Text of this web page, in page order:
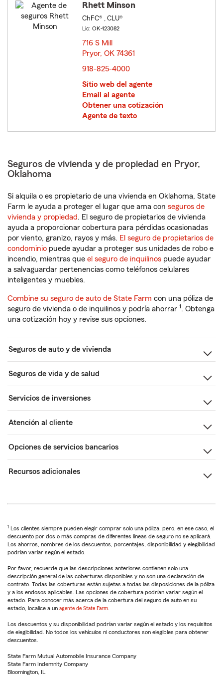
Rhett Minson
ChFC® , CLU®
Lic: OK-123082
716 S Mill
Pryor, OK 74361
918-825-4000
Sitio web del agente
Email al agente
Obtener una cotización
Agente de texto
Seguros de vivienda y de propiedad en Pryor,
Oklahoma
Si alquila o es propietario de una vivienda en Oklahoma, State
Farm le ayuda a proteger el lugar que ama con seguros de
vivienda y propiedad. El seguro de propietarios de vivienda
ayuda a proporcionar cobertura para pérdidas ocasionadas
por viento, granizo, rayos y más. El seguro de propietarios de
condominio puede ayudar a proteger sus unidades de robo e
incendio, mientras que el seguro de inquilinos puede ayudar
a salvaguardar pertenencias como teléfonos celulares
inteligentes y muebles.
Combine su seguro de auto de State Farm con una póliza de
seguro de vivienda o de inquilinos y podría ahorrar 1. Obtenga
una cotización hoy y revise sus opciones.
Seguros de auto y de vivienda
Seguros de vida y de salud
Servicios de inversiones
Atención al cliente
Opciones de servicios bancarios
Recursos adicionales
1 Los clientes siempre pueden elegir comprar solo una póliza, pero, en ese caso, el
descuento por dos o más compras de diferentes líneas de seguro no se aplicará.
Los ahorros, nombres de los descuentos, porcentajes, disponibilidad y elegibilidad
podrían variar según el estado.
Por favor, recuerde que las descripciones anteriores contienen solo una
descripción general de las coberturas disponibles y no son una declaración de
contrato. Todas las coberturas están sujetas a todas las disposiciones de la póliza
y a los endosos aplicables. Las opciones de cobertura podrían variar según el
estado. Para conocer más acerca de la cobertura del seguro de auto en su
estado, localice a un agente de State Farm
Los descuentos y su disponibilidad podrían variar según el estado y los requisitos
de elegibilidad. No todos los vehículos ni conductores son elegibles para obtener
descuentos.
State Farm Mutual Automobile Insurance Company
State Farm Indemnity Company
Bloomington, IL